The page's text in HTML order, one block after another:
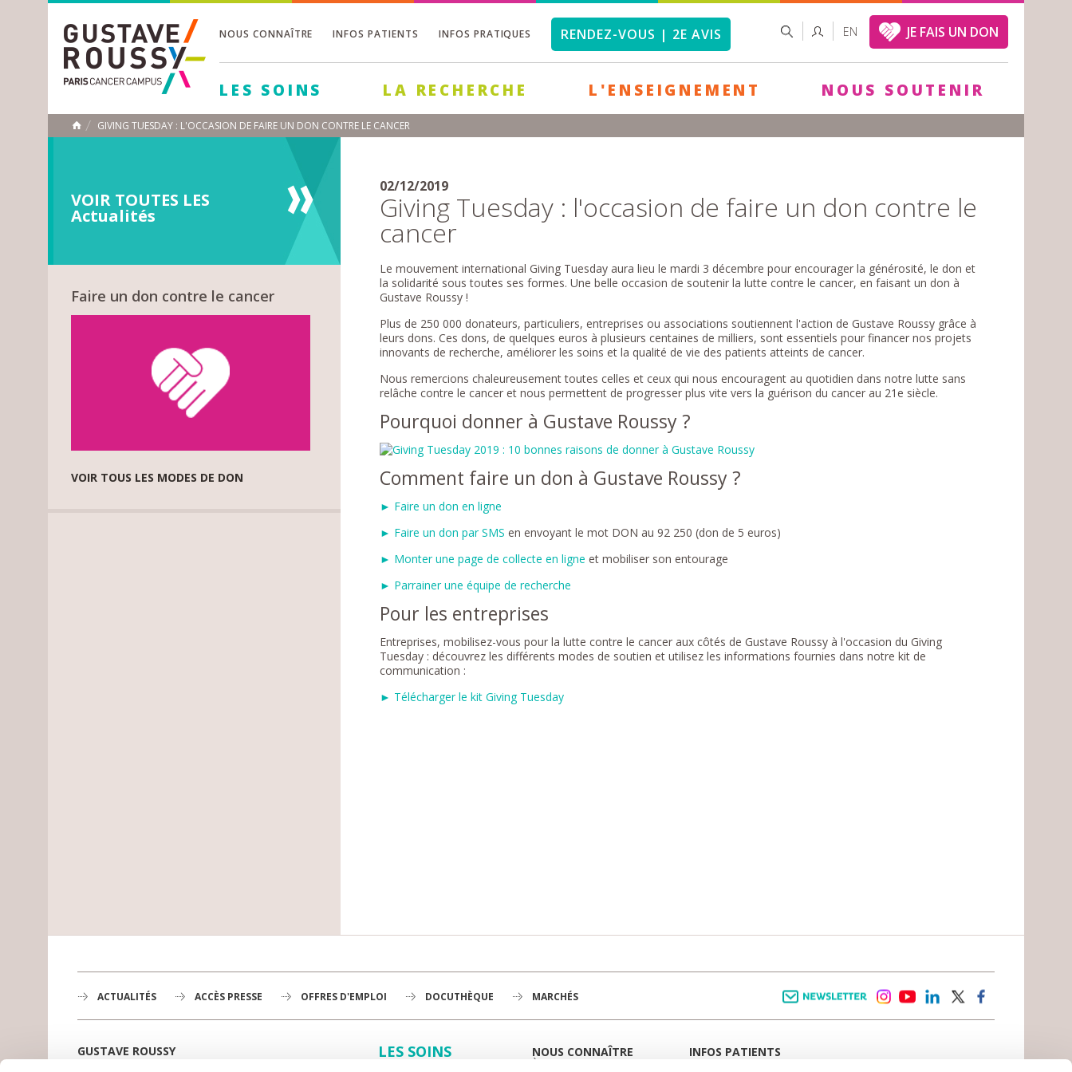
NOUS CONNAÎTRE INFOS PATIENTS INFOS PRATIQUES RENDEZ-VOUS | 2E AVIS FORMULAIRE
DE
RECHERCHER EN JE FAIS UN DON
LES SOINS LA RECHERCHE L'ENSEIGNEMENT NOUS SOUTENIR
ACCUEIL
GIVING TUESDAY : L'OCCASION DE FAIRE UN DON CONTRE LE CANCER
VOIR TOUTES LES
Actualités
Faire un don contre le cancer
VOIR TOUS LES MODES DE DON
02/12/2019
Giving Tuesday : l'occasion de faire un don contre le
cancer
Le mouvement international Giving Tuesday aura lieu le mardi 3 décembre pour encourager la générosité, le don et
la solidarité sous toutes ses formes. Une belle occasion de soutenir la lutte contre le cancer, en faisant un don à
Gustave Roussy !
Plus de 250 000 donateurs, particuliers, entreprises ou associations soutiennent l'action de Gustave Roussy grâce à
leurs dons. Ces dons, de quelques euros à plusieurs centaines de milliers, sont essentiels pour financer nos projets
innovants de recherche, améliorer les soins et la qualité de vie des patients atteints de cancer.
Nous remercions chaleureusement toutes celles et ceux qui nous encouragent au quotidien dans notre lutte sans
relâche contre le cancer et nous permettent de progresser plus vite vers la guérison du cancer au 21e siècle.
Pourquoi donner à Gustave Roussy ?
Comment faire un don à Gustave Roussy ?
► Faire un don en ligne
► Faire un don par SMS en envoyant le mot DON au 92 250 (don de 5 euros)
► Monter une page de collecte en ligne et mobiliser son entourage
► Parrainer une équipe de recherche
Pour les entreprises
Entreprises, mobilisez-vous pour la lutte contre le cancer aux côtés de Gustave Roussy à l'occasion du Giving
Tuesday : découvrez les différents modes de soutien et utilisez les informations fournies dans notre kit de
communication :
► Télécharger le kit Giving Tuesday
ACTUALITÉS ACCÈS PRESSE OFFRES D'EMPLOI DOCUTHÈQUE MARCHÉS
GUSTAVE ROUSSY
LES SOINS
NOUS CONNAÎTRE
À LA UNE
INFOS PATIENTS